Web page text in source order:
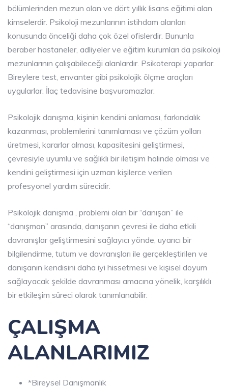
bölümlerinden mezun olan ve dört yıllık lisans eğitimi alan
kimselerdir. Psikoloji mezunlarının istihdam alanları
konusunda önceliği daha çok özel ofislerdir. Bununla
beraber hastaneler, adliyeler ve eğitim kurumları da psikoloji
mezunlarının çalışabileceği alanlardır. Psikoterapi yaparlar.
Bireylere test, envanter gibi psikolojik ölçme araçları
uygularlar. İlaç tedavisine başvuramazlar.
Psikolojik danışma, kişinin kendini anlaması, farkındalık
kazanması, problemlerini tanımlaması ve çözüm yolları
üretmesi, kararlar alması, kapasitesini geliştirmesi,
çevresiyle uyumlu ve sağlıklı bir iletişim halinde olması ve
kendini geliştirmesi için uzman kişilerce verilen
profesyonel yardım sürecidir.
Psikolojik danışma , problemi olan bir “danışan” ile
“danışman” arasında, danışanın çevresi ile daha etkili
davranışlar geliştirmesini sağlayıcı yönde, uyarıcı bir
bilgilendirme, tutum ve davranışları ile gerçekleştirilen ve
danışanın kendisini daha iyi hissetmesi ve kişisel doyum
sağlayacak şekilde davranması amacına yönelik, karşılıklı
bir etkileşim süreci olarak tanımlanabilir.
ÇALIŞMA
ALANLARIMIZ
*Bireysel Danışmanlık